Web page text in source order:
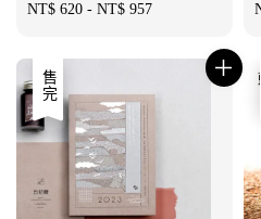
Regular
NT$ 620 - NT$ 957
售完